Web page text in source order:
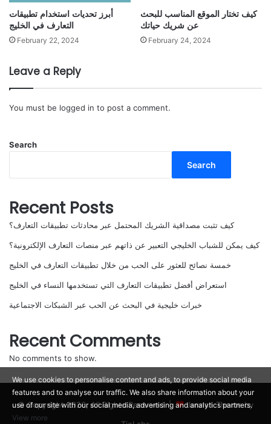
أبرز تحديات استخدام تطبيقات
التعارف في الخليج
February 22, 2024
كيف تختار الموقع المناسب للبحث
عن شريك حياتك
February 24, 2024
Leave a Reply
You must be logged in to post a comment.
Search
Search
Recent Posts
كيف تثبت مصداقية الشريك المحتمل عبر محادثات تطبيقات التعارف؟
كيف يمكن للشباب الخليجي التعبير عن ذاتهم عبر منصات التعارف الإلكترونية؟
خمسة نصائح للعثور على الحب من خلال تطبيقات التعارف في الخليج
استعراض أفضل تطبيقات التعارف التي تستخدمها النساء في الخليج
خبرات خليجية في البحث عن الحب عبر الشبكات الاجتماعية
Recent Comments
No comments to show.
© Copyright 2026, All Rights Reserved |
Jannah Theme by
We use cookies to personalise content and ads, to provide social media
features and to analyse our traffic. We also share information about your
use of our site with our social media, advertising and analytics partners.
View more